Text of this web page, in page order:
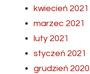
kwiecień 2021
marzec 2021
luty 2021
styczeń 2021
grudzień 2020